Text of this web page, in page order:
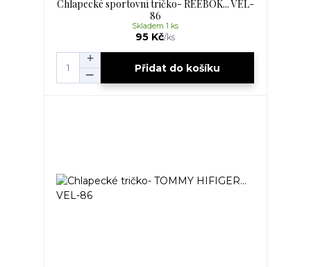
Chlapecké sportovní tričko- REEBOK... VEL-
86
95 Kč/ks
Skladem 1 ks
Přidat do košíku